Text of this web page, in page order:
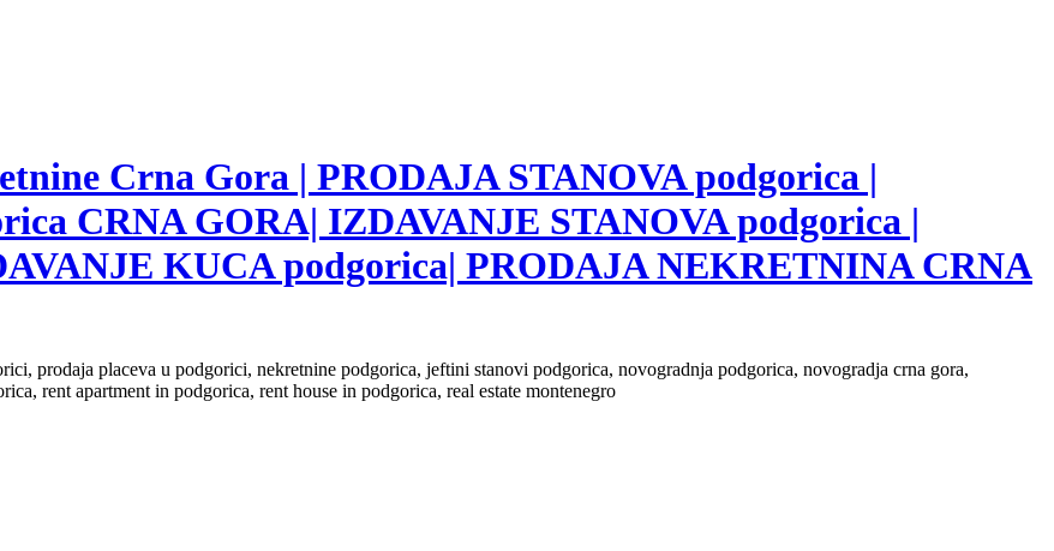
Crna Gora | PRODAJA STANOVA podgorica |
CRNA GORA| IZDAVANJE STANOVA podgorica |
KUCA podgorica| PRODAJA NEKRETNINA CRNA
prodaja placeva u podgorici, nekretnine podgorica, jeftini stanovi podgorica, novogradnja podgorica, novogradja crna gora,
rent apartment in podgorica, rent house in podgorica, real estate montenegro